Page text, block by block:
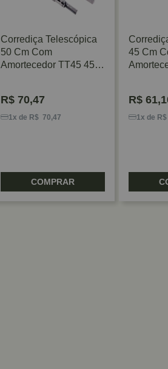
Corrediça Telescópica
50 Cm Com
Amortecedor TT45 45
R$70,47
1x de R$ 70,47
COMPRAR
45 Cm
R$
1x de